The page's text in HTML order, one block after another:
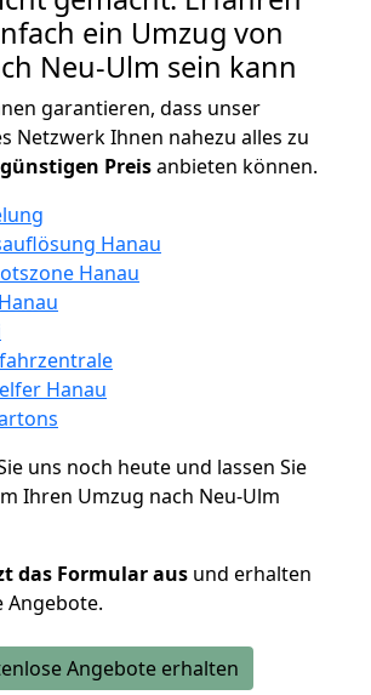
ein Umzug von
Neu-Ulm sein kann
garantieren, dass unser
Netzwerk Ihnen nahezu alles zu
Preisanbieten können.
Hanau
Hanau
Hanau
uns noch heute und lassen Sie
Ihren Umzug nach Neu-Ulm
das Formular aus und erhalten
Angebote.
Angebote erhalten